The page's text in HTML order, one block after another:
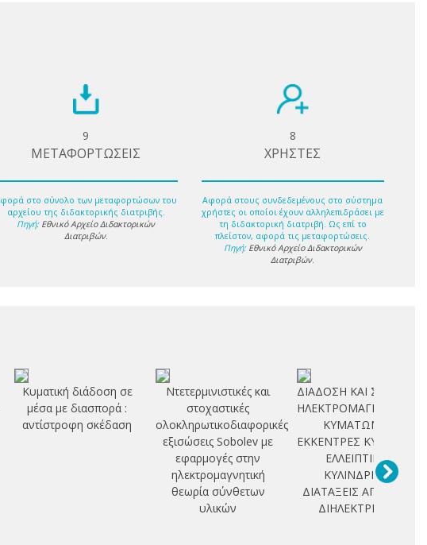
9
ΜΕΤΑΦΟΡΤΩΣΕΙΣ
στο σύνολο των μεταφορτώσων του
αρχείου της διδακτορικής διατριβής.
Πηγή: Εθνικό Αρχείο Διδακτορικών
Διατριβών.
8
ΧΡΗΣΤΕΣ
Αφορά στους συνδεδεμένους στο σύστημα
χρήστες οι οποίοι έχουν αλληλεπιδράσει με
τη διδακτορική διατριβή. Ως επί το
πλείστον, αφορά τις μεταφορτώσεις.
Πηγή: Εθνικό Αρχείο Διδακτορικών
Διατριβών.
Κυματική διάδοση σε
μέσα με διασπορά :
αντίστροφη σκέδαση
Ντετερμινιστικές και
στοχαστικές
ολοκληρωτικοδιαφορικές
εξισώσεις Sobolev με
εφαρμογές στην
ηλεκτρομαγνητική
θεωρία σύνθετων
υλικών
ΔΙΑΔΟΣΗ ΚΑΙ ΣΚΕΔΑΣΗ
ΗΛΕΚΤΡΟΜΑΓΝΗΤΙΚΩΝ
ΚΥΜΑΤΩΝ ΣΕ
ΕΚΚΕΝΤΡΕΣ ΚΥΚΛΙΚΕΣ -
ΕΛΛΕΙΠΤΙΚΕΣ
ΚΥΛΙΝΔΡΙΚΕΣ
ΔΙΑΤΑΞΕΙΣ ΑΓΩΓΩΝ -
ΔΙΗΛΕΚΤΡΙΚΩΝ